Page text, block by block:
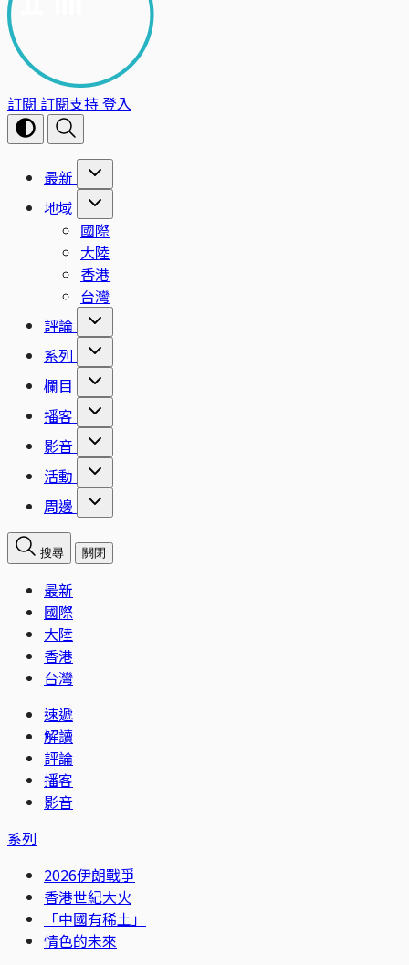
訂閱 訂閱支持登入
最新
地域
國際
大陸
香港
台灣
評論
系列
欄目
播客
影音
活動
周邊
搜尋 關閉
最新
國際
大陸
香港
台灣
速遞
解讀
評論
播客
影音
系列
2026伊朗戰爭
香港世紀大火
「中國有稀土」
情色的未來